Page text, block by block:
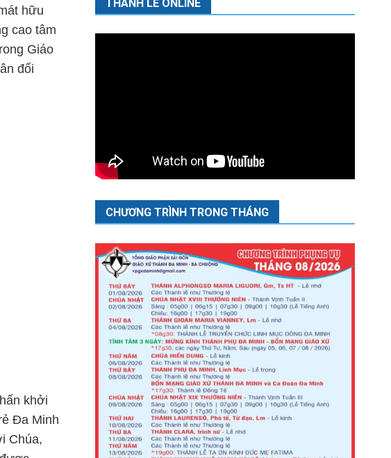
hữu
cao tâm
Giáo
đổi
khởi
Đa Minh
Chúa,
THÁNH LỄ ONLINE
CHƯƠNG TRÌNH TRONG THÁNG